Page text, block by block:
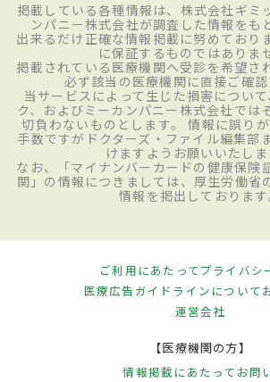
掲載している各種情報は、株式会社ギミ
ンパニー株式会社が調査した情報をも
出来るだけ正確な情報掲載に努めており
に保証するものではありま
掲載されている医療機関へ受診を希望さ
必ず該当の医療機関に直接ご確認
当サービスによって生じた損害につい
ク、およびミーカンパニー株式会社では
切負わないものとします。 情報に誤り
手数ですがドクターズ・ファイル編集部
けますようお願いいたしま
なお、「マイナンバーカードの健康保険
関」の情報につきましては、厚生労働省
情報を掲出しております
ご利用にあたってプライバシ
医療広告ガイドラインについて
運営会社
【医療機関の方】
情報掲載にあたって お問